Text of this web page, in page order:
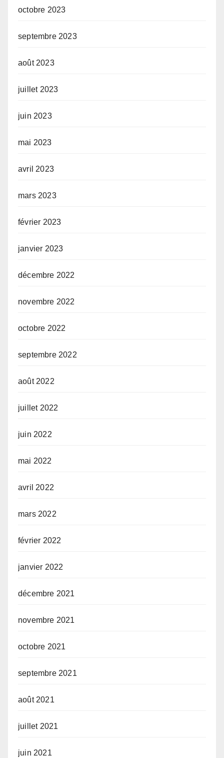
octobre 2023
septembre 2023
août 2023
juillet 2023
juin 2023
mai 2023
avril 2023
mars 2023
février 2023
janvier 2023
décembre 2022
novembre 2022
octobre 2022
septembre 2022
août 2022
juillet 2022
juin 2022
mai 2022
avril 2022
mars 2022
février 2022
janvier 2022
décembre 2021
novembre 2021
octobre 2021
septembre 2021
août 2021
juillet 2021
juin 2021